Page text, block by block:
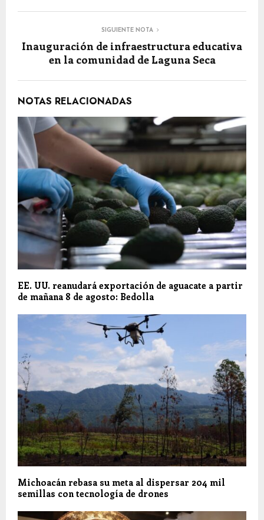
SIGUIENTE NOTA
Inauguración de infraestructura educativa
en la comunidad de Laguna Seca
NOTAS RELACIONADAS
EE. UU. reanudará exportación de aguacate a partir
de mañana 8 de agosto: Bedolla
Michoacán rebasa su meta al dispersar 204 mil
semillas con tecnología de drones